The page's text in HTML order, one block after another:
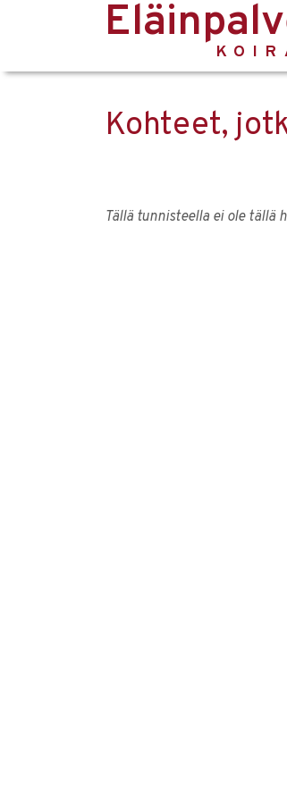
Kohteet,
Tällä tunnisteella ei ole tällä